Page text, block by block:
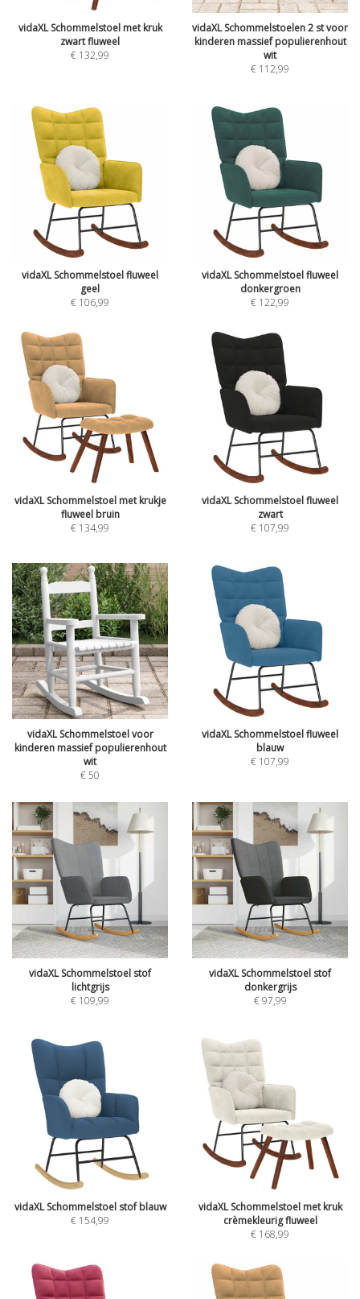
vidaXL Schommelstoel met kruk
zwart fluweel
€ 132,99
vidaXL Schommelstoelen 2 st voor
kinderen massief populierenhout
wit
€ 112,99
vidaXL Schommelstoel fluweel
geel
€ 106,99
vidaXL Schommelstoel fluweel
donkergroen
€ 122,99
vidaXL Schommelstoel met krukje
fluweel bruin
€ 134,99
vidaXL Schommelstoel fluweel
zwart
€ 107,99
vidaXL Schommelstoel voor
kinderen massief populierenhout
wit
€50
vidaXL Schommelstoel fluweel
blauw
€ 107,99
vidaXL Schommelstoel stof
lichtgrijs
€ 109,99
vidaXL Schommelstoel stof
donkergrijs
€97,99
vidaXL Schommelstoel stof blauw
€ 154,99
vidaXL Schommelstoel met kruk
crèmekleurig fluweel
€ 168,99